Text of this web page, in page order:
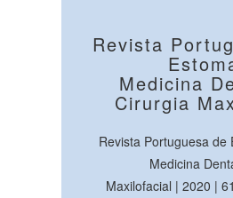
Revista
Medicina
Cirurgia
Revista Portuguesa de
Medicina
Maxilofacial | 2020 |